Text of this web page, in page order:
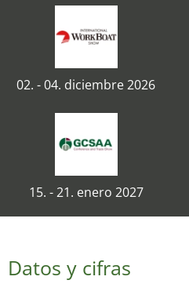
02. - 04. diciembre 2026
15. - 21. enero 2027
Datos y cifras